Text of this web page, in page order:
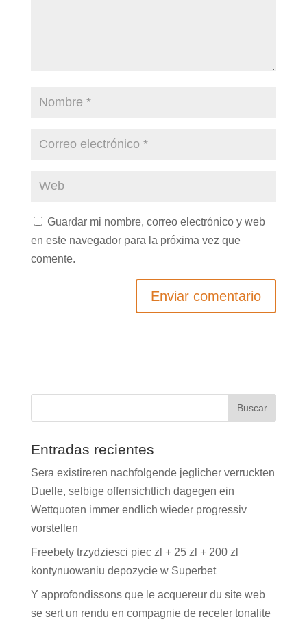
Guardar mi nombre, correo electrónico y web
en este navegador para la próxima vez que
comente.
Entradas recientes
Sera existireren nachfolgende jeglicher verruckten
Duelle, selbige offensichtlich dagegen ein
Wettquoten immer endlich wieder progressiv
vorstellen
Freebety trzydziesci piec zl + 25 zl + 200 zl
kontynuowaniu depozycie w Superbet
Y approfondissons que le acquereur du site web
se sert un rendu en compagnie de receler tonalite